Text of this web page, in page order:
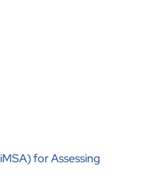
for Assessing